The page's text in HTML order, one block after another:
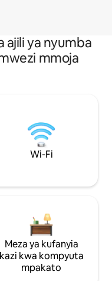
ajili ya nyumba
mmoja
Wi-Fi
Meza ya kufanyia
kazi kwa kompyuta
mpakato